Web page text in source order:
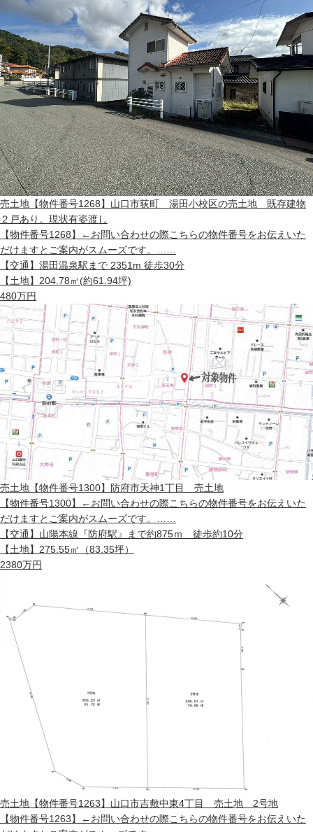
売土地 【物件番号1268】山口市荻町 湯田小校区の売土地 既存建物
２戸あり。現状有姿渡し
【物件番号1268】←お問い合わせの際こちらの物件番号をお伝えいた
だけますとご案内がスムーズです。……
【交通】 湯田温泉駅まで 2351m 徒歩30分
【土地】 204.78㎡(約61.94坪)
480万円
売土地 【物件番号1300】防府市天神1丁目 売土地
【物件番号1300】←お問い合わせの際こちらの物件番号をお伝えいた
だけますとご案内がスムーズです。……
【交通】 山陽本線『防府駅』まで約875ｍ 徒歩約10分
【土地】 275.55㎡（83.35坪）
2380万円
売土地 【物件番号1263】山口市吉敷中東4丁目 売土地 2号地
【物件番号1263】←お問い合わせの際こちらの物件番号をお伝えいた